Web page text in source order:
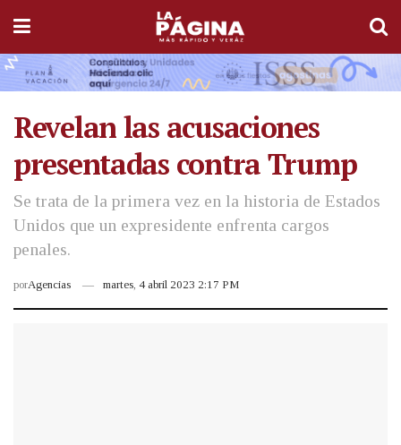
Revelan las acusaciones
presentadas contra Trump
Se trata de la primera vez en la historia de Estados
Unidos que un expresidente enfrenta cargos
penales.
porAgencias martes, 4 abril 2023 2:17 PM